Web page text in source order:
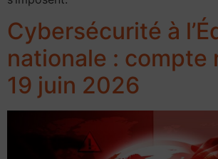
Cybersécurité à
nationale : compte
19 juin 2026